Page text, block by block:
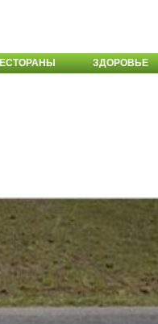
ЗДОРОВЬЕ